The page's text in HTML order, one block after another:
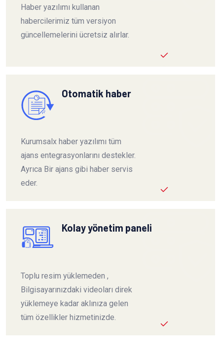
Haber yazılımı kullanan
habercilerimiz tüm versiyon
güncellemelerini ücretsiz alırlar.
Otomatik haber
Kurumsalx haber yazılımı tüm
ajans entegrasyonlarını destekler.
Ayrıca Bir ajans gibi haber servis
eder.
Kolay yönetim paneli
Toplu resim yüklemeden ,
Bilgisayarınızdaki videoları direk
yüklemeye kadar aklınıza gelen
tüm özellikler hizmetinizde.